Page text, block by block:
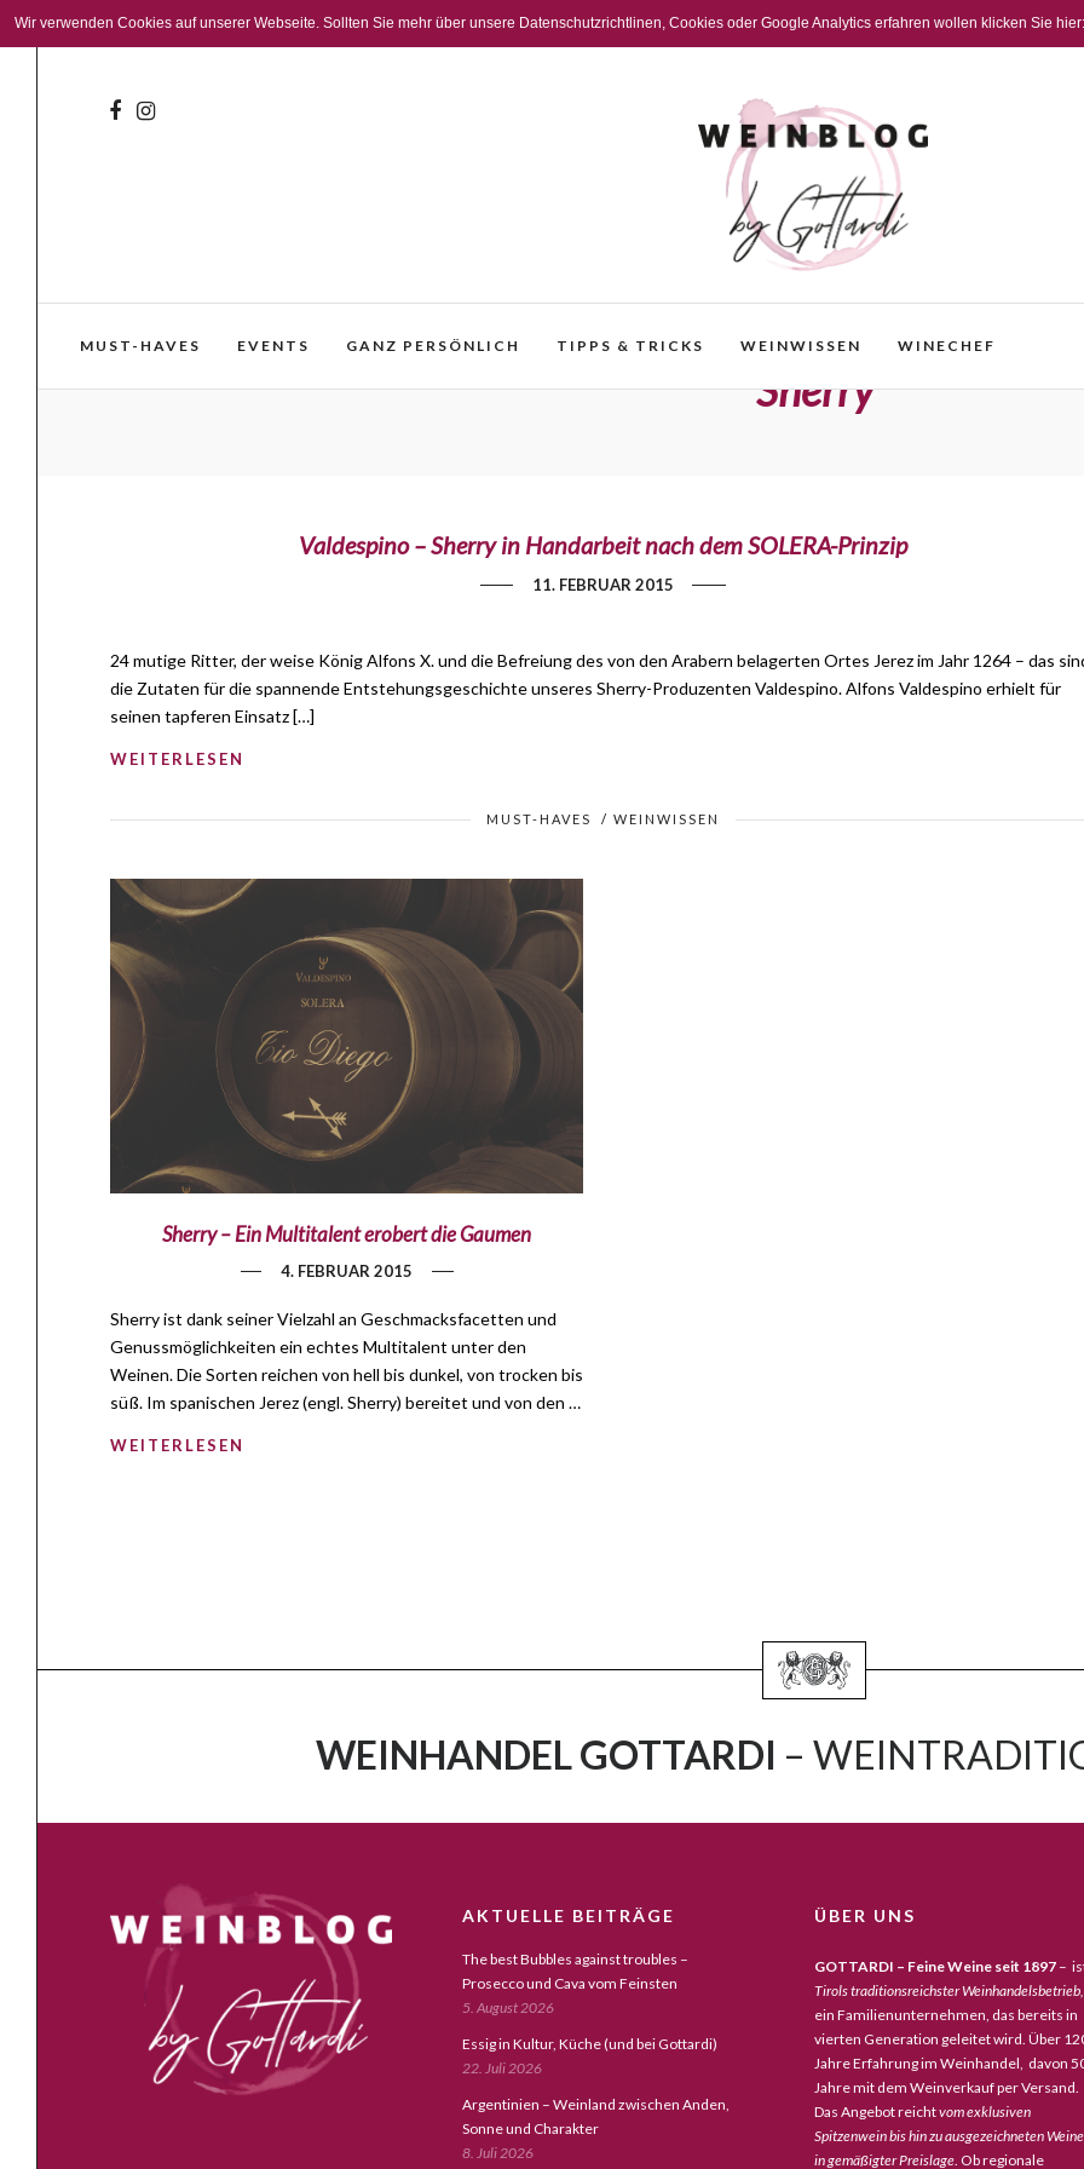
Wir verwenden Cookies auf unserer Webseite. Sollten Sie mehr über unsere Datenschutzrichtlinen, Cookies oder Google Analytics erfahren wollen klicken Sie
MUST-HAVES EVENTS GANZ PERSÖNLICH TIPPS & TRICKS WEINWISSEN WINECHEF
Sherry
Valdespino – Sherry in Handarbeit nach dem SOLERA-Prinzip
11. FEBRUAR 2015
24 mutige Ritter, der weise König Alfons X. und die Befreiung des von den Arabern belagerten Ortes Jerez im Jahr 1264 – das
die Zutaten für die spannende Entstehungsgeschichte unseres Sherry-Produzenten Valdespino. Alfons Valdespino erhielt für
seinen tapferen Einsatz […]
WEITERLESEN
MUST-HAVES / WEINWISSEN
Sherry – Ein Multitalent erobert die Gaumen
4. FEBRUAR 2015
Sherry ist dank seiner Vielzahl an Geschmacksfacetten und
Genussmöglichkeiten ein echtes Multitalent unter den
Weinen. Die Sorten reichen von hell bis dunkel, von trocken bis
süß. Im spanischen Jerez (engl. Sherry) bereitet und von den …
WEITERLESEN
WEINHANDEL GOTTARDI –
AKTUELLE BEITRÄGE
The best Bubbles against troubles –
Prosecco und Cava vom Feinsten
5. August 2026
Essig in Kultur, Küche (und bei Gottardi)
22. Juli 2026
Argentinien – Weinland zwischen Anden,
Sonne und Charakter
8. Juli 2026
ÜBER UNS
GOTTARDI – Feine Weine seit 1897–
Tirols traditionsreichster Weinhandelsbetrieb,
ein Familienunternehmen, das bereits in
vierten Generation geleitet wird. Über
Jahre Erfahrung im Weinhandel, davon
Jahre mit dem Weinverkauf per Versand.
Das Angebot reichtvom exklusiven
Spitzenwein bis hin zu ausgezeichneten
in gemäßigter Preislage. Ob regionale